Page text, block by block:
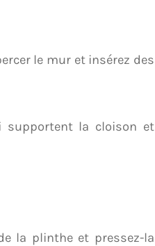
le mur et insérez des
supportent la cloison et
la plinthe et pressez-la